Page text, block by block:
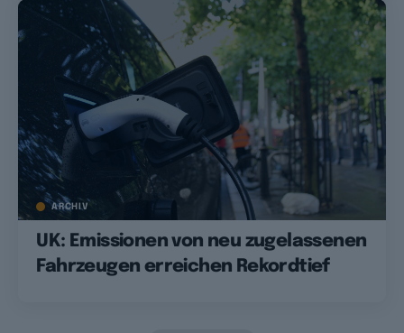
ARCHIV
UK: Emissionen von neu zugelassenen
Fahrzeugen erreichen Rekordtief